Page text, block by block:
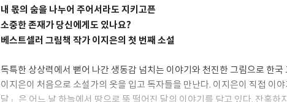
내 몫의 숨을 나누어 주어서라도 지키고픈
소중한 존재가 당신에게도 있나요?
베스트셀러 그림책 작가 이지은의 첫 번째 소설
독특한 상상력에서 뻗어 나간 생동감 넘치는 이야기와 천진한 그림으로 한
이지은이 처음으로 소설가의 옷을 입고 독자들을 만난다. 이지은이 직접 이